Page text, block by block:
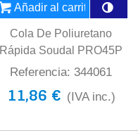
Añadir al carrito
Cola De Poliuretano
Rápida Soudal PRO45P
Referencia: 344061
11,86 € (IVA inc.)